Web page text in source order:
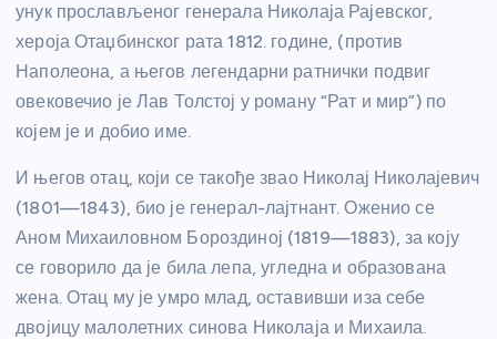
унук прослављеног генерала Николаја Рајевског,
хероја Отаџбинског рата 1812. године, (против
Наполеона, а његов легендарни ратнички подвиг
овековечио је Лав Толстој у роману “Рат и мир”) по
којем је и добио име.
И његов отац, који се такође звао Николај Николајевич
(1801—1843), био је генерал-лајтнант. Оженио се
Аном Михаиловном Бороздиној (1819—1883), за коју
се говорило да је била лепа, угледна и образована
жена. Отац му је умро млад, оставивши иза себе
двојицу малолетних синова Николаја и Михаила.